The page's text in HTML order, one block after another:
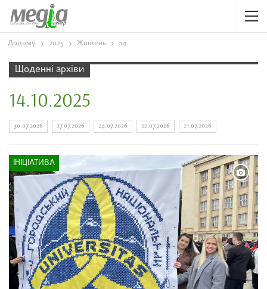
Додому 2025 Жовтень 14
Щоденні архіви
14.10.2025
30.07.2026 27.07.2026 24.07.2026 22.07.2026 21.07.2026
ІНІЦІАТИВА